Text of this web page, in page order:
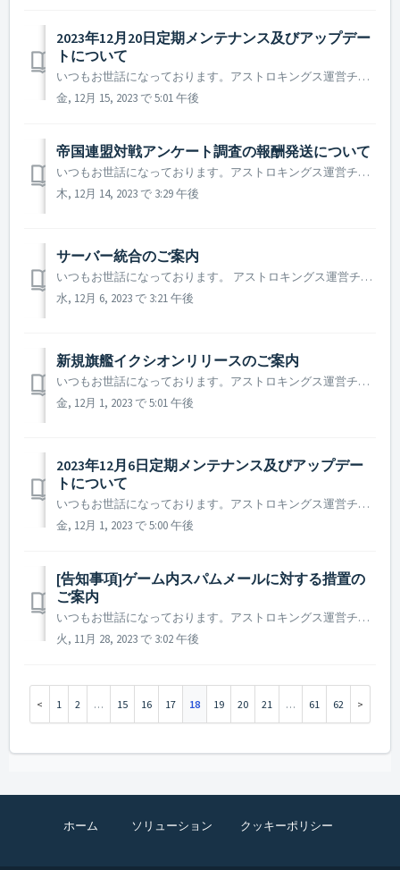
2023年12月20日定期メンテナンス及びアップデー
トについて
いつもお世話になっております。アストロキングス運営チームです。 2023年12月20日に実施予定の定期メンテナンス及びアップデートについてご案内いたします。 ※ 本告知は事前告知であり、諸事情により一部内容が変更となる場合がございます。その際は改めてご案内させていただく予定です。 ...
金, 12月 15, 2023 で 5:01 午後
帝国連盟対戦アンケート調査の報酬発送について
いつもお世話になっております。アストロキングス運営チームです。 帝国連盟対戦アンケート調査にたくさんのご協力をいただきどうもありがとうございました。 本アンケートにご協力いただいたお礼の報酬を本日支給させていただきました。 ただし、ご協力いただいた司令官様のうち、報酬受け取りのための司令...
木, 12月 14, 2023 で 3:29 午後
サーバー統合のご案内​
いつもお世話になっております。 アストロキングス運営チームです。 より良いゲーム環境をご提供するため、 2023年12月20日にサーバー統合を行う事をご案内致します。 ▶️ サーバー統合のご案内 ※ 2021年から実施されるサーバー統合は統合サーバー対象に統合前の2週間、サーバー統合...
水, 12月 6, 2023 で 3:21 午後
新規旗艦イクシオンリリースのご案内
いつもお世話になっております。アストロキングス運営チームです。 新規レールガン旗艦イクシオンがリリースされました！ イクシオンのリリースを記念して、イクシオンを無料で製作できるログインイベントと 成長支援イベントも同時に開催されますので、毎日ログインして様々な報酬を獲得してください！ ※ 本...
金, 12月 1, 2023 で 5:01 午後
2023年12月6日定期メンテナンス及びアップデー
トについて
いつもお世話になっております。アストロキングス運営チームです。 2023年12月6日に実施予定の定期メンテナンス及びアップデートについてご案内いたします。 ※ 本告知は事前告知であり、諸事情により一部内容が変更となる場合がございます。その際は改めてご案内させていただく予定です。 ▶...
金, 12月 1, 2023 で 5:00 午後
[告知事項]ゲーム内スパムメールに対する措置の
ご案内
いつもお世話になっております。アストロキングス運営チームです。 最近、外部プログラムへの参加を要求するゲーム内メールが不特定多数の司令官様に発送されているので今一度ご注意いただきますようお願い申し上げます。 我々アストロキングスでは、万が一に備え司令官様の被害を防止すべく、スパムメールを発送した...
火, 11月 28, 2023 で 3:02 午後
1 2 … 15 16 17 18 19 20 21 … 61 62
ホーム ソリューション クッキーポリシー